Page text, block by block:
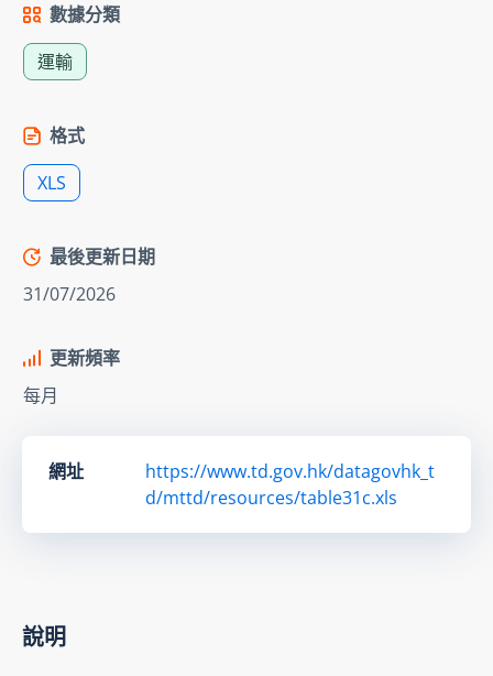
數據分類
運輸
格式
XLS
最後更新日期
31/07/2026
更新頻率
每月
網址
https://www.td.gov.hk/datagovhk_t
d/mttd/resources/table31c.xls
說明